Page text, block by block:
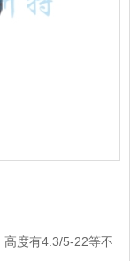
度有4.3/5-22等不